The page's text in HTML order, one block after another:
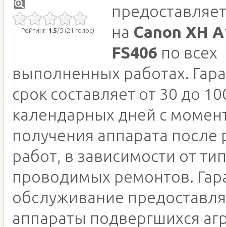
Рейтинг:1.5/5 (21 голос)
на Canon XH
FS406 по всех
выполненных работах.
срок составляет от 30 до
календарных дней с
получения аппарата
работ, в зависимости от
проводимых ремонтов.
обслуживание
аппараты подвергшихся